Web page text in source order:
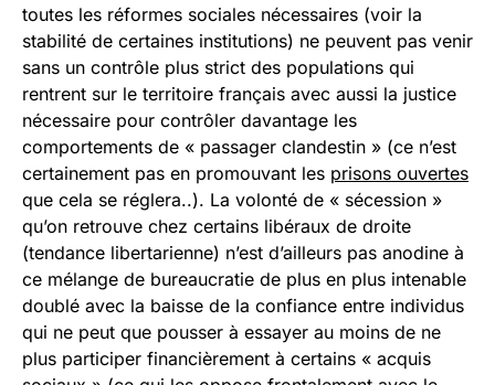
toutes les réformes sociales nécessaires (voir la
stabilité de certaines institutions) ne peuvent pas venir
sans un contrôle plus strict des populations qui
rentrent sur le territoire français avec aussi la justice
nécessaire pour contrôler davantage les
comportements de « passager clandestin » (ce n’est
certainement pas en promouvant les prisons ouvertes
que cela se réglera..). La volonté de « sécession »
qu’on retrouve chez certains libéraux de droite
(tendance libertarienne) n’est d’ailleurs pas anodine à
ce mélange de bureaucratie de plus en plus intenable
doublé avec la baisse de la confiance entre individus
qui ne peut que pousser à essayer au moins de ne
plus participer financièrement à certains « acquis